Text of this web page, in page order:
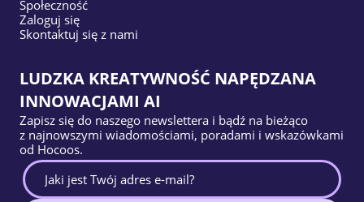
Społeczność
Zaloguj się
Skontaktuj się z nami
LUDZKA KREATYWNOŚĆ NAPĘDZANA
INNOWACJAMI AI
Zapisz się do naszego newslettera i bądź na bieżąco
z najnowszymi wiadomościami, poradami i wskazówkami
od Hocoos.